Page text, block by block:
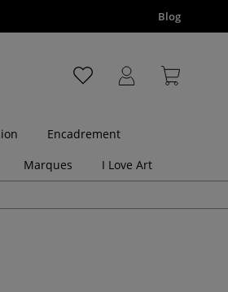
Blog
Encadrement
Marques I Love Art